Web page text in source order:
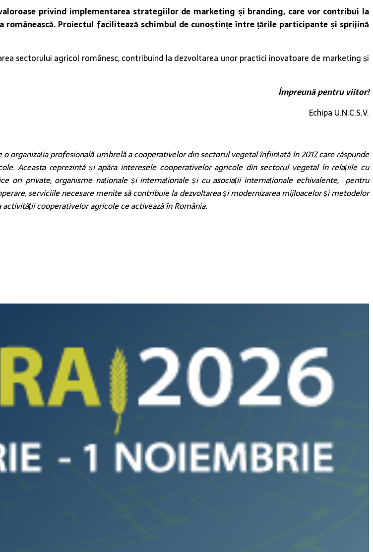
privind implementarea strategiilor de marketing și branding, care vor contribui la
Proiectul facilitează schimbul de cunoștințe între țările participante și sprijină
sectorului agricol românesc, contribuind la dezvoltarea unor practici inovatoare de marketing și
Împreună pentru viitor!
Echipa U.N.C.S.V.
organizația profesională umbrelă a cooperativelor din sectorul vegetal înființată în 2017, care răspunde
Aceasta reprezintă și apăra interesele cooperativelor agricole din sectorul vegetal în relațiile cu
ori private, organisme naționale și internaționale și cu asociații internaționale echivalente, pentru
serviciile necesare menite să contribuie la dezvoltarea și modernizarea mijloacelor și metodelor
cooperativelor agricole ce activează în România.